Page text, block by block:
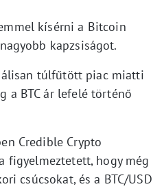
kísérni a Bitcoin
kapzsiságot.
túlfűtött piac miatti
a BTC ár lefelé történő
Credible Crypto
figyelmeztetett, hogy még
csúcsokat, és a BTC/USD